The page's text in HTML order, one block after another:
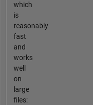
which
is
reasonably
fast
and
works
well
on
large
files: